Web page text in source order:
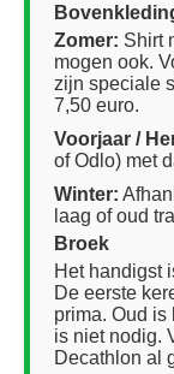
Zomer: Shirt
mogen ook.
zijn speciale
7,50 euro.
Voorjaar /
of Odlo) met
Winter:
laag of oud
Broek
Het handigst
De eerste
prima. Oud is
is niet nodig.
Decathlon al